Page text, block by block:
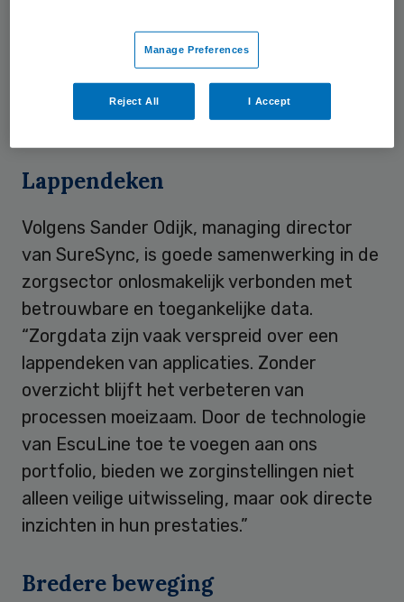
gestandaardiseerde dataverwerking binnen
de langdurige zorg. EscuLine blijft onder
eigen naam opereren, met behoud van het
huidige team en management.
Lappendeken
Volgens Sander Odijk, managing director
van SureSync, is goede samenwerking in de
zorgsector onlosmakelijk verbonden met
betrouwbare en toegankelijke data.
“Zorgdata zijn vaak verspreid over een
lappendeken van applicaties. Zonder
overzicht blijft het verbeteren van
processen moeizaam. Door de technologie
van EscuLine toe te voegen aan ons
portfolio, bieden we zorginstellingen niet
alleen veilige uitwisseling, maar ook directe
inzichten in hun prestaties.”
Bredere beweging
Manage Preferences
Reject All I Accept